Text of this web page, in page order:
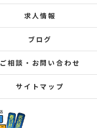
求人情報
ブログ
ご相談・お問い合わせ
サイトマップ